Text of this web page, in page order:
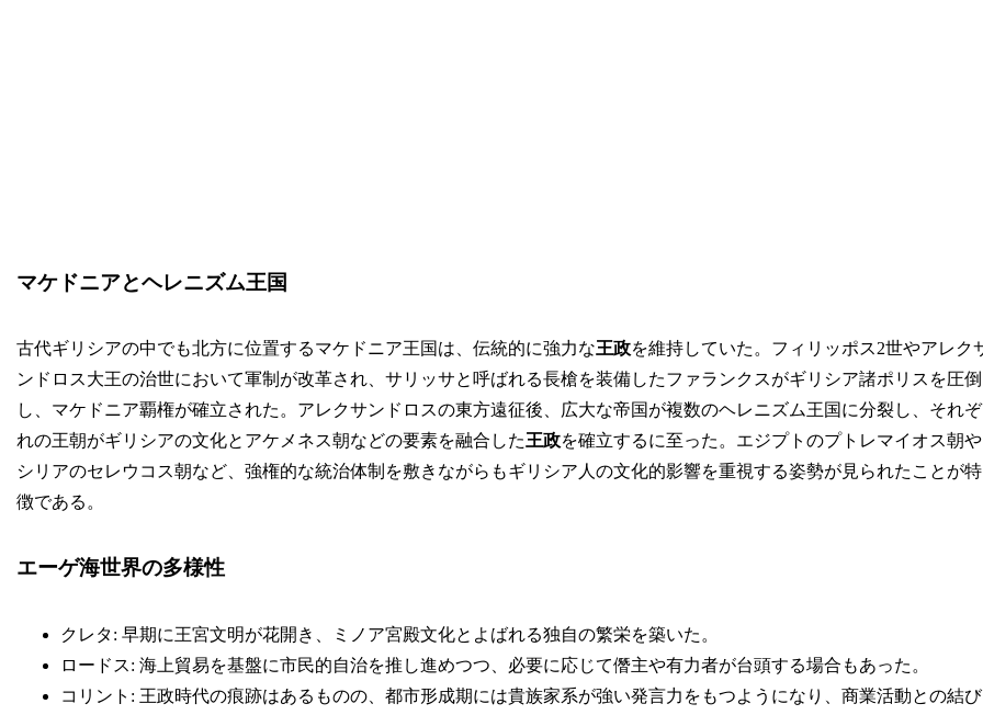
マケドニアとヘレニズム王国
古代ギリシアの中でも北方に位置するマケドニア王国は、伝統的に強力な王政を維持していた。フィリッポス2世やアレク
ンドロス大王の治世において軍制が改革され、サリッサと呼ばれる長槍を装備したファランクスがギリシア諸ポリスを圧倒
し、マケドニア覇権が確立された。アレクサンドロスの東方遠征後、広大な帝国が複数のヘレニズム王国に分裂し、それぞ
れの王朝がギリシアの文化とアケメネス朝などの要素を融合した王政を確立するに至った。エジプトのプトレマイオス朝や
シリアのセレウコス朝など、強権的な統治体制を敷きながらもギリシア人の文化的影響を重視する姿勢が見られたことが特
徴である。
エーゲ海世界の多様性
クレタ: 早期に王宮文明が花開き、ミノア宮殿文化とよばれる独自の繁栄を築いた。
ロードス: 海上貿易を基盤に市民的自治を推し進めつつ、必要に応じて僭主や有力者が台頭する場合もあった。
コリント: 王政時代の痕跡はあるものの、都市形成期には貴族家系が強い発言力をもつようになり、商業活動との結び